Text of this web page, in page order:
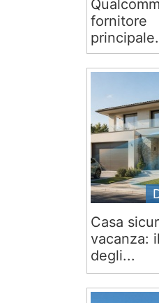
fornitore
Casa
vacanza:
degli...